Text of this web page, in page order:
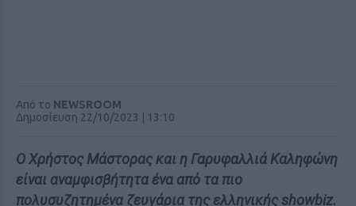
Από το NEWSROOM
Δημοσίευση 22/10/2023 | 13:10
Ο Χρήστος Μάστορας και η Γαρυφαλλιά Καληφώνη
είναι αναμφισβήτητα ένα από τα πιο
πολυσυζητημένα ζευγάρια της ελληνικής showbiz.